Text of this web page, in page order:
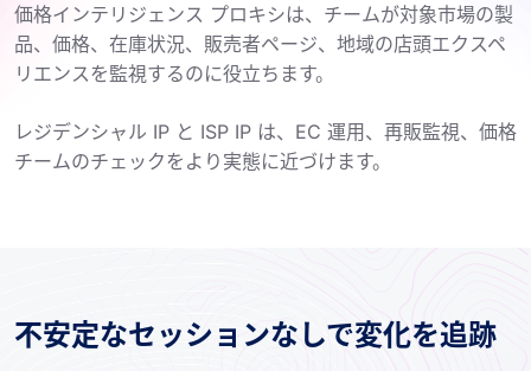
価格インテリジェンス プロキシは、チームが対象市場の製
品、価格、在庫状況、販売者ページ、地域の店頭エクスペ
リエンスを監視するのに役立ちます。
レジデンシャル IP と ISP IP は、EC 運用、再販監視、価格
チームのチェックをより実態に近づけます。
不安定なセッションなしで変化を追跡